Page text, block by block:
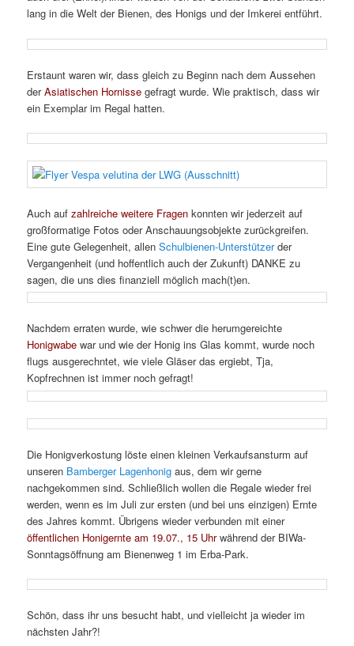
lang in die Welt der Bienen, des Honigs und der Imkerei entführt.
Erstaunt waren wir, dass gleich zu Beginn nach dem Aussehen
derAsiatischen Hornisse gefragt wurde. Wie praktisch, dass wir
ein Exemplar im Regal hatten.
Auch aufzahlreiche weitere Fragen konnten wir jederzeit auf
großformatige Fotos oder Anschauungsobjekte zurückgreifen.
Eine gute Gelegenheit, allenSchulbienen-Unterstützerder
Vergangenheit (und hoffentlich auch der Zukunft) DANKE zu
sagen, die uns dies finanziell möglich mach(t)en.
Nachdem erraten wurde, wie schwer die herumgereichte
Honigwabe war und wie der Honig ins Glas kommt, wurde noch
flugs ausgerechntet, wie viele Gläser das ergiebt, Tja,
Kopfrechnen ist immer noch gefragt!
Die Honigverkostung löste einen kleinen Verkaufsansturm auf
unseren Bamberger Lagenhonig aus, dem wir gerne
nachgekommen sind. Schließlich wollen die Regale wieder frei
werden, wenn es im Juli zur ersten (und bei uns einzigen) Ernte
des Jahres kommt. Übrigens wieder verbunden mit einer
öffentlichen Honigernte am 19.07., 15 Uhrwährend der BIWa-
Sonntagsöffnung am Bienenweg 1 im Erba-Park.
Schön, dass ihr uns besucht habt, und vielleicht ja wieder im
nächsten Jahr?!